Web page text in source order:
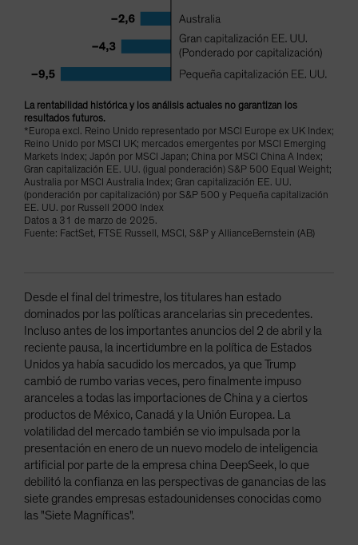
La rentabilidad histórica y los análisis actuales no garantizan los
resultados futuros.
*Europa excl. Reino Unido representado por MSCI Europe ex UK Index;
Reino Unido por MSCI UK; mercados emergentes por MSCI Emerging
Markets Index; Japón por MSCI Japan; China por MSCI China A Index;
Gran capitalización EE. UU. (igual ponderación) S&P 500 Equal Weight;
Australia por MSCI Australia Index; Gran capitalización EE. UU.
(ponderación por capitalización) por S&P 500 y Pequeña capitalización
EE. UU. por Russell 2000 Index
Datos a 31 de marzo de 2025.
Fuente: FactSet, FTSE Russell, MSCI, S&P y AllianceBernstein (AB)
Desde el final del trimestre, los titulares han estado
dominados por las políticas arancelarias sin precedentes.
Incluso antes de los importantes anuncios del 2 de abril y la
reciente pausa, la incertidumbre en la política de Estados
Unidos ya había sacudido los mercados, ya que Trump
cambió de rumbo varias veces, pero finalmente impuso
aranceles a todas las importaciones de China y a ciertos
productos de México, Canadá y la Unión Europea. La
volatilidad del mercado también se vio impulsada por la
presentación en enero de un nuevo modelo de inteligencia
artificial por parte de la empresa china DeepSeek, lo que
debilitó la confianza en las perspectivas de ganancias de las
siete grandes empresas estadounidenses conocidas como
las "Siete Magníficas".